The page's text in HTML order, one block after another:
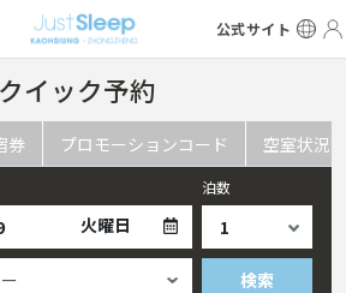
公式サイト
クイック予約
券 プロモーションコード 空室状況
火曜日
泊数
検索